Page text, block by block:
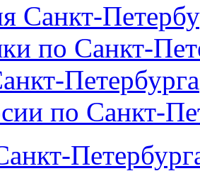
Санкт-
по Санкт-
Петербурга
по Санкт-